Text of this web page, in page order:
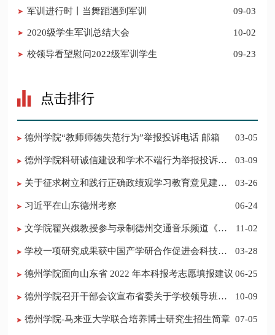
军训进行时丨当舞蹈遇到军训 09-03
2020级学生军训总结大会 10-02
校领导看望慰问2022级军训学生 09-23
点击排行
德州学院“教师师德失范行为”举报投诉电话 邮箱 03-05
德州学院科研诚信建设和学术不端行为举报投诉电
03-09
03-26
习近平在山东德州考察 06-24
​文学院翟兴娥教授参与录制德州交通音乐频道《科
11-02
学校一项研究成果获中国产学研合作促进会科技创
03-28
德州学院面向山东省 2022 年本科报考志愿填报建议 06-25
​德州学院召开干部会议宣布省委关于学校领导班子
10-09
德州学院-马来亚大学联合培养博士研究生招生简章 07-05